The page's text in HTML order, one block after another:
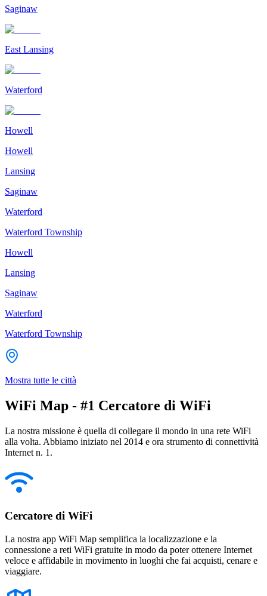
Saginaw
East Lansing
Waterford
Howell
Howell
Lansing
Saginaw
Waterford
Waterford Township
Howell
Lansing
Saginaw
Waterford
Waterford Township
Mostra tutte le città
WiFi Map - #1 Cercatore di WiFi
La nostra missione è quella di collegare il mondo in una rete WiFi
alla volta. Abbiamo iniziato nel 2014 e ora strumento di connettività
Internet n. 1.
Cercatore di WiFi
La nostra app WiFi Map semplifica la localizzazione e la
connessione a reti WiFi gratuite in modo da poter ottenere Internet
veloce e affidabile in movimento in luoghi che fai acquisti, cenare e
viaggiare.